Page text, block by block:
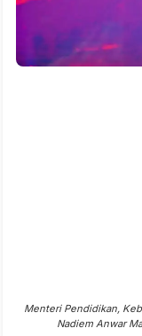
Menteri Pendidikan,
Nadiem Anwar